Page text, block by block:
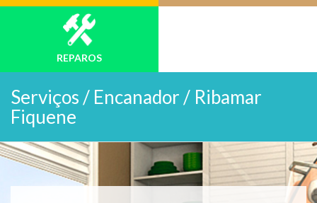
REPAROS
Serviços / Encanador / Ribamar
Fiquene